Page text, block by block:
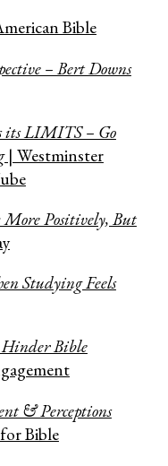
Bible
– Bert Downs
its LIMITS – Go
| Westminster
More Positively, But
Studying Feels
Hinder Bible
& Perceptions
Bible